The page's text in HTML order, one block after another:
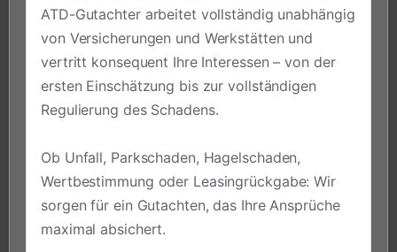
ATD-Gutachter arbeitet vollständig unabhängig
von Versicherungen und Werkstätten und
vertritt konsequent Ihre Interessen – von der
ersten Einschätzung bis zur vollständigen
Regulierung des Schadens.
Ob Unfall, Parkschaden, Hagelschaden,
Wertbestimmung oder Leasingrückgabe: Wir
sorgen für ein Gutachten, das Ihre Ansprüche
maximal absichert.